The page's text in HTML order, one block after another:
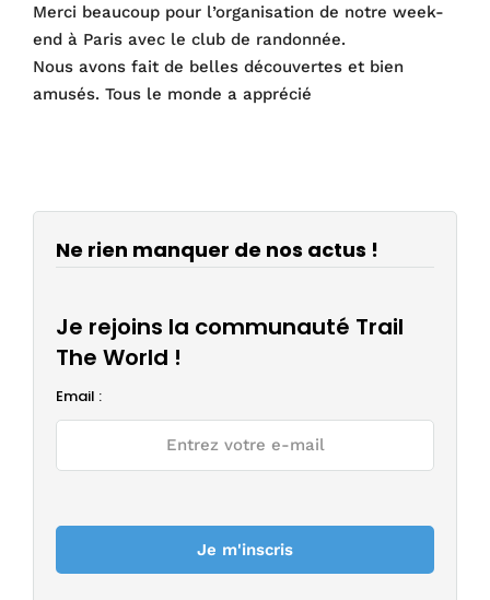
Merci beaucoup pour l’organisation de notre week-
end à Paris avec le club de randonnée.
Nous avons fait de belles découvertes et bien
amusés. Tous le monde a apprécié
Ne rien manquer de nos actus !
Je rejoins la communauté Trail
The World !
Email :